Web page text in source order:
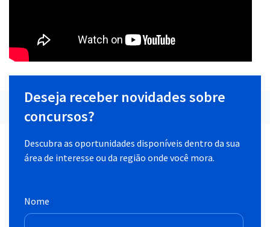
Deseja receber novidades sobre
concursos?
Descubra as oportunidades disponíveis dentro da sua
área de interesse ou da região onde você mora.
Nome